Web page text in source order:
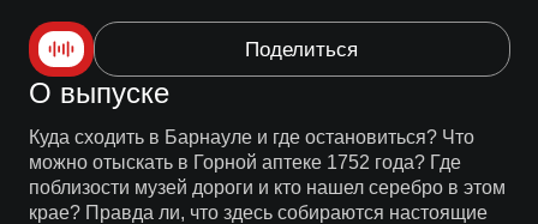
Поделиться
О выпуске
Куда сходить в Барнауле и где остановиться? Что
можно отыскать в Горной аптеке 1752 года? Где
поблизости музей дороги и кто нашел серебро в этом
крае? Правда ли, что здесь собираются настоящие